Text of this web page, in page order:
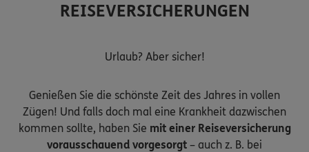
REISEVERSICHERUNGEN
Urlaub? Aber sicher!
Genießen Sie die schönste Zeit des Jahres in vollen
Zügen! Und falls doch mal eine Krankheit dazwischen
kommen sollte, haben Sie mit einer Reiseversicherung
vorausschauend vorgesorgt – auch z. B. bei